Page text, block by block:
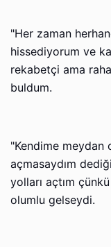
"Her zaman
hissediyorum ve
rekabetçi ama
buldum.
"Kendime meydan
açmasaydım
yolları açtım
olumlu gelseydi.